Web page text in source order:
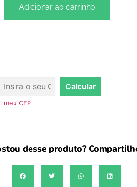
à exposição dos raios ultra-
prostaglandinas (PGE1),
Adicionar ao carrinho
meu CEP
desse produto?